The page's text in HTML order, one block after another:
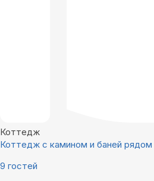
Коттедж
Коттедж с камином и баней
9 гостей